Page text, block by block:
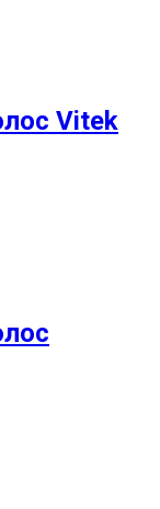
Vitek